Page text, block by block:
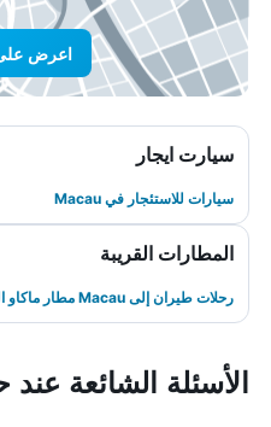
اعرض
سيارت ايجار
سيارات للاستئجار في Macau
المطارات القريبة
رحلات طيران إلى Macau مطار ماكاو الدولي
الأسئلة الشائعة